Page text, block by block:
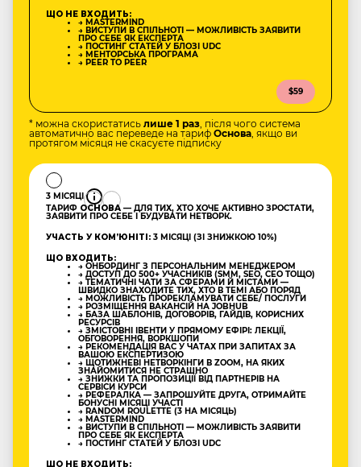
ЩО НЕ ВХОДИТЬ:
→ MASTERMIND
→ ВИСТУПИ В СПІЛЬНОТІ — МОЖЛИВІСТЬ ЗАЯВИТИ
ПРО СЕБЕ ЯК ЕКСПЕРТА
→ ПОСТИНГ СТАТЕЙ У БЛОЗІ UDC
→ МЕНТОРСЬКА ПРОГРАМА
→ PEER TO PEER
$59
* можна скористатись лише 1 раз, після чого система
автоматично вас переведе на тариф Основа, якщо ви
протягом місяця не скасуєте підписку
3 МІСЯЦІ
ТАРИФ ОСНОВА — ДЛЯ ТИХ, ХТО ХОЧЕ АКТИВНО ЗРОСТАТИ,
ЗАЯВИТИ ПРО СЕБЕ І БУДУВАТИ НЕТВОРК.
УЧАСТЬ У КОМʼЮНІТІ: 3 МІСЯЦІ (ЗІ ЗНИЖКОЮ 10%)
ЩО ВХОДИТЬ:
→ ОНБОРДИНГ З ПЕРСОНАЛЬНИМ МЕНЕДЖЕРОМ
→ ДОСТУП ДО 500+ УЧАСНИКІВ (SMM, SEO, CEO ТОЩО)
→ ТЕМАТИЧНІ ЧАТИ ЗА СФЕРАМИ Й МІСТАМИ —
ШВИДКО ЗНАХОДИТЕ ТИХ, ХТО В ТЕМІ АБО ПОРЯД
→ МОЖЛИВІСТЬ ПРОРЕКЛАМУВАТИ СЕБЕ/ ПОСЛУГИ
→ РОЗМІЩЕННЯ ВАКАНСІЙ НА JOBHUB
→ БАЗА ШАБЛОНІВ, ДОГОВОРІВ, ГАЙДІВ, КОРИСНИХ
РЕСУРСІВ
→ ЗМІСТОВНІ ІВЕНТИ У ПРЯМОМУ ЕФІРІ: ЛЕКЦІЇ,
ОБГОВОРЕННЯ, ВОРКШОПИ
→ РЕКОМЕНДАЦІЯ ВАС У ЧАТАХ ПРИ ЗАПИТАХ ЗА
ВАШОЮ ЕКСПЕРТИЗОЮ
→ ЩОТИЖНЕВІ НЕТВОРКІНГИ В ZOOM, НА ЯКИХ
ЗНАЙОМИТИСЯ НЕ СТРАШНО
→ ЗНИЖКИ ТА ПРОПОЗИЦІЇ ВІД ПАРТНЕРІВ НА
СЕРВІСИ КУРСИ
→ РЕФЕРАЛКА — ЗАПРОШУЙТЕ ДРУГА, ОТРИМАЙТЕ
БОНУСНІ МІСЯЦІ УЧАСТІ
→ RANDOM ROULETTE (3 НА МІСЯЦЬ)
→ MASTERMIND
→ ВИСТУПИ В СПІЛЬНОТІ — МОЖЛИВІСТЬ ЗАЯВИТИ
ПРО СЕБЕ ЯК ЕКСПЕРТА
→ ПОСТИНГ СТАТЕЙ У БЛОЗІ UDC
ЩО НЕ ВХОДИТЬ: